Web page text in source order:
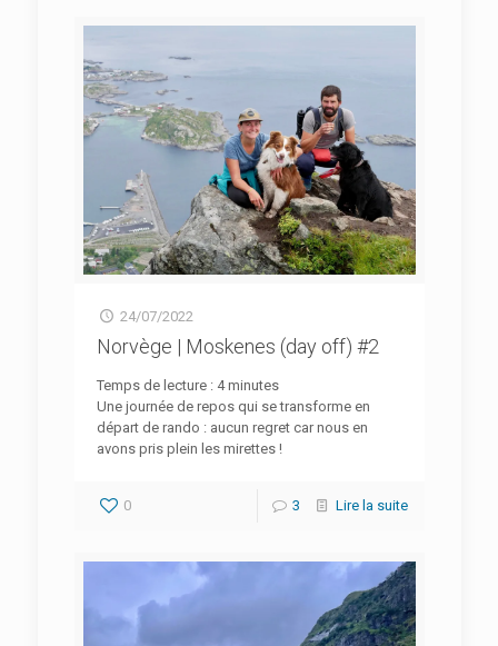
24/07/2022
Norvège | Moskenes (day off) #2
Temps de lecture : 4 minutes
Une journée de repos qui se transforme en
départ de rando : aucun regret car nous en
avons pris plein les mirettes !
0 3 Lire la suite